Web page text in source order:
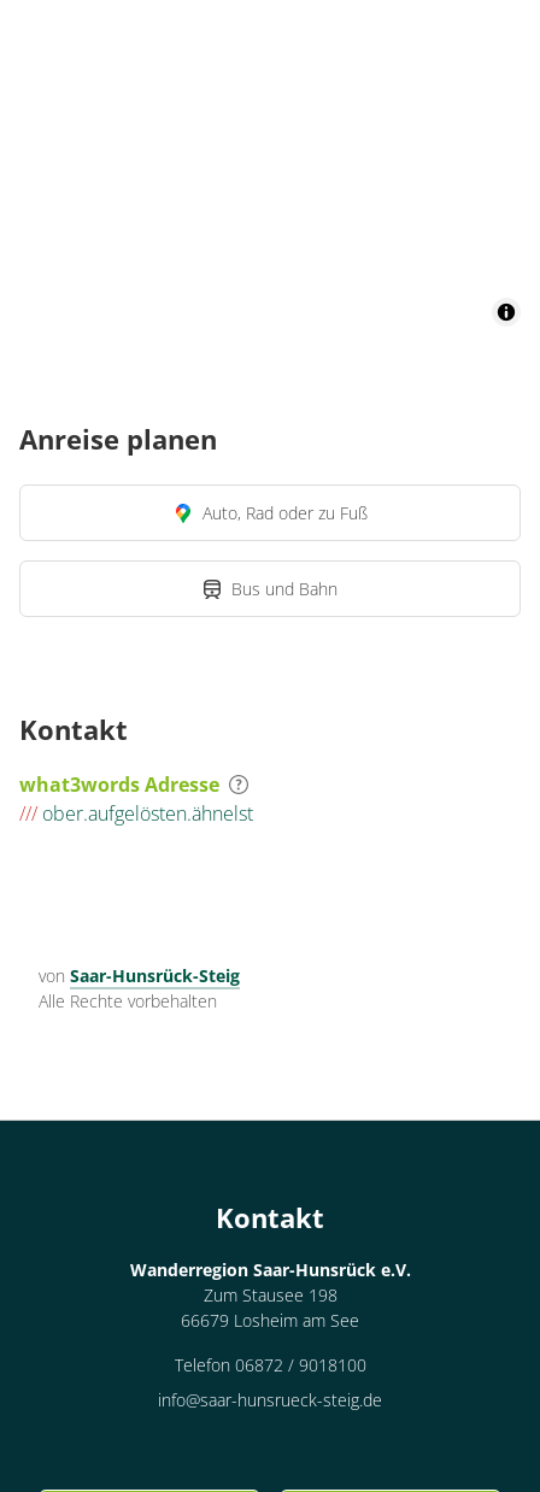
Anreise planen
Auto, Rad oder zu Fuß
Bus und Bahn
Kontakt
what3words Adresse
/// ober.aufgelösten.ähnelst
von Saar-Hunsrück-Steig
Alle Rechte vorbehalten
Kontakt
Wanderregion Saar-Hunsrück e.V.
Zum Stausee 198
66679 Losheim am See
Telefon 06872 / 9018100
info@saar-hunsrueck-steig.de